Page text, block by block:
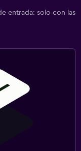
entrada: solo con las